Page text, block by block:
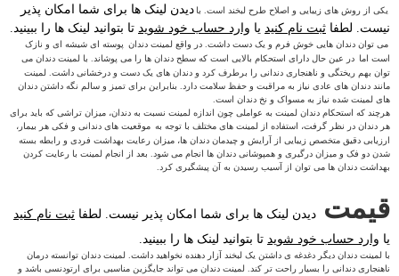
یکی از روش های زیبایی و اصلاح طرح لبخند است. با دیدن لینک ها برای شما امکان پذیر
نیست. لطفا ثبت نام کنید یا وارد حساب خود شوید تا بتوانید لینک ها را ببینید.
می توان دندان هایی خوش فرم و یک دست داشت. در واقع لمینت دندان پوسته ای شیشه ای و نازک
است اما در عین حال دارای استحکام بالایی است که سطح دندان ها را می پوشاند. با لمینت دندان می
توان بهم ریختگی و ناهنجاری دندانی را برطرف کرد و دندان های یک دست و درخشانی داشت. لمینت
مانند دندان های عادی نیاز به مراقبت و حفظ سلامت دارد. بنابراین برای تمیز و سالم نگه داشتن دندان
های لمینت شده نیاز به مسواک و نخ دندان است.
هرچند که استحکام دندان لمینت به عواملی چون اندازه لمینت نسبت به دندان، میزان تراشی که باید برای
هر دندان در نظر گرفت، استفاده از لمینت های مختلف با توجه به موقعیت های دندانی و فکی هر بیمار،
ارزیابی دقیق متخصص زیبایی از آرایش و چیدمان دندان ها، میزان رعایت بهداشت فردی و رابطه بسته
شدن دو فک و میزان درگیری و همپوشانی دندان ها انجام می شود. بعد از انجام لمینت با رعایت کردن
بهداشت دندان ها می توان از آسیب رسیدن به آن پیشگیری کرد.
قیمت دیدن لینک ها برای شما امکان پذیر نیست. لطفا ثبت نام کنید
یا وارد حساب خود شوید تا بتوانید لینک ها را ببینید.
با لمینت دندان دیگر دغدغه ی داشتن یک لبخند آزار دهنده نخواهید داشت. لمینت دندان توانسته درمان
ناهنجاری دندانی را بسیار راحت تر کند. لمینت دندان می تواند جایگزین مناسبی برای ارتودنسی باشد و